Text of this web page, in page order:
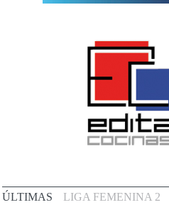
ÚLTIMAS LIGA FEMENINA 2